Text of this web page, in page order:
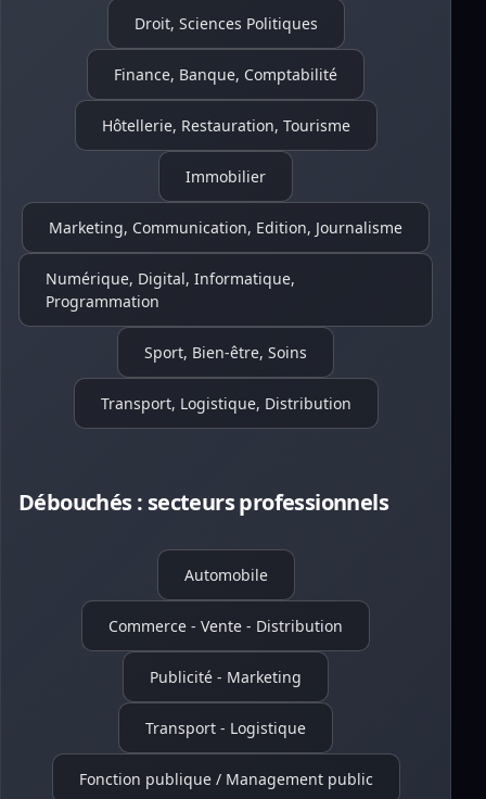
Droit, Sciences Politiques
Finance, Banque, Comptabilité
Hôtellerie, Restauration, Tourisme
Immobilier
Marketing, Communication, Edition, Journalisme
Numérique, Digital, Informatique,
Programmation
Sport, Bien-être, Soins
Transport, Logistique, Distribution
Débouchés : secteurs professionnels
Automobile
Commerce - Vente - Distribution
Publicité - Marketing
Transport - Logistique
Fonction publique / Management public